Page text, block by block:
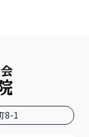
8-1